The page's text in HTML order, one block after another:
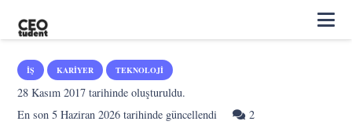
İŞ KARIYER TEKNOLOJI
28 Kasım 2017 tarihinde oluşturuldu.
En son5 Haziran 2026 tarihinde güncellendi 2Yorum